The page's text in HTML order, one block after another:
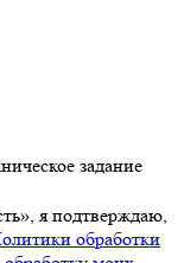
задание
я подтверждаю,
обработки